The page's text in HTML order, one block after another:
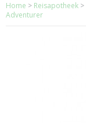
Home > Reisapotheek >
Adventurer